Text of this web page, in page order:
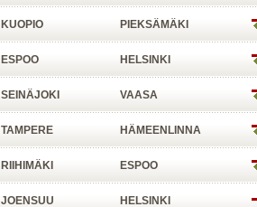
KUOPIO PIEKSÄMÄKI
ESPOO HELSINKI
SEINÄJOKI VAASA
TAMPERE HÄMEENLINNA
RIIHIMÄKI ESPOO
JOENSUU HELSINKI